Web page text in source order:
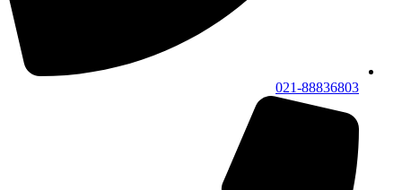
021-88836803